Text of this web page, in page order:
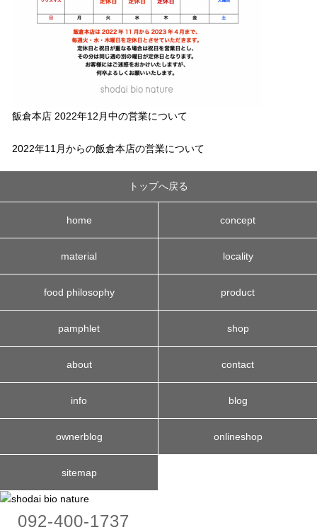
飯倉本店 2022年12月中の営業について
2022年11月からの飯倉本店の営業について
トップへ戻る
home concept
material locality
food philosophy product
pamphlet shop
about contact
info blog
ownerblog onlineshop
sitemap
092-400-1737